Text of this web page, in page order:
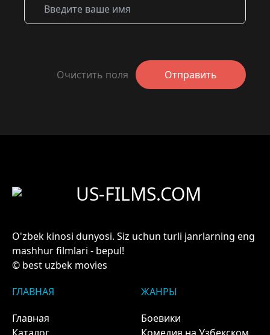
Очистить поля Отправить
US-FILMS.COM
O'zbek kinosi dunyosi. Siz uchun turli janrlarning eng
mashhur filmlari - bepul!
© best uzbek movies
ГЛАВНАЯ
Главная
ЖАНРЫ
Боевики